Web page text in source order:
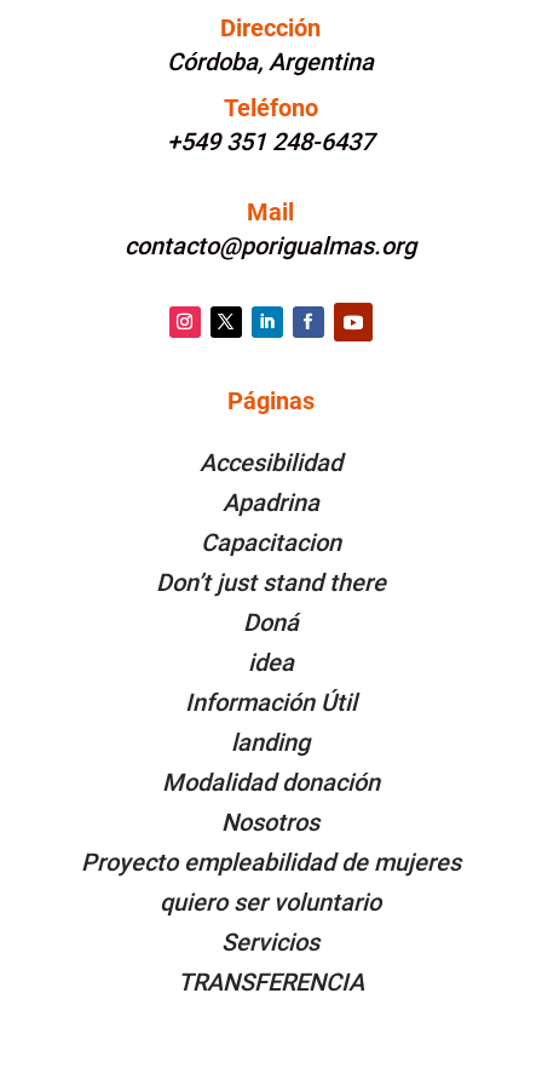
Dirección
Córdoba, Argentina
Teléfono
+549 351 248-6437
Mail
contacto@porigualmas.org
Facebook
Páginas
Accesibilidad
Apadrina
Capacitacion
Don’t just stand there
Doná
idea
Información Útil
landing
Modalidad donación
Nosotros
Proyecto empleabilidad de mujeres
quiero ser voluntario
Servicios
TRANSFERENCIA